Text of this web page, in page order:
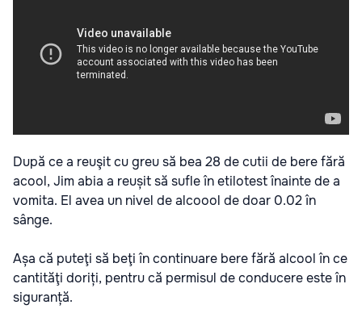
După ce a reuşit cu greu să bea 28 de cutii de bere fără
acool, Jim abia a reușit să sufle în etilotest înainte de a
vomita. El avea un nivel de alcoool de doar 0.02 în
sânge.
Așa că puteţi să beţi în continuare bere fără alcool în ce
cantităţi doriți, pentru că permisul de conducere este în
siguranță.